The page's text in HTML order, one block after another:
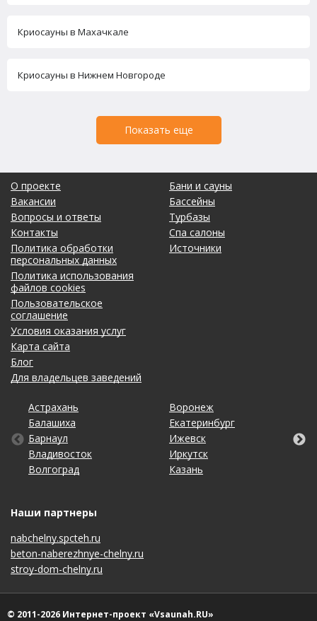
Криосауны в Махачкале
Криосауны в Нижнем Новгороде
Показать еще
О проекте
Вакансии
Вопросы и ответы
Контакты
Политика обработки
персональных данных
Политика использования
файлов cookies
Пользовательское
соглашение
Условия оказания услуг
Карта сайта
Блог
Для владельцев заведений
Бани и сауны
Бассейны
Турбазы
Спа салоны
Источники
Астрахань
Балашиха
Барнаул
Владивосток
Волгоград
Воронеж
Екатеринбург
Ижевск
Иркутск
Казань
Калининград
Кемерово
Киров
Краснодар
Красноярск
Липецк
Махачкала
Москва
Нижний Новгород
Новосибирск
Омск
Оренбург
Пенза
Пермь
Ростов-на-Дону
Рязань
Самара
Санкт-Петербург
Саратов
Ставрополь
Тольятти
Томск
Тула
Тюмень
Ульяновск
Уфа
Хабаровск
Чебоксары
Челябинск
Ярославль
Наши партнеры
nabchelny.spcteh.ru
beton-naberezhnye-chelny.ru
stroy-dom-chelny.ru
© 2011-2026 Интернет-проект «Vsaunah.RU»